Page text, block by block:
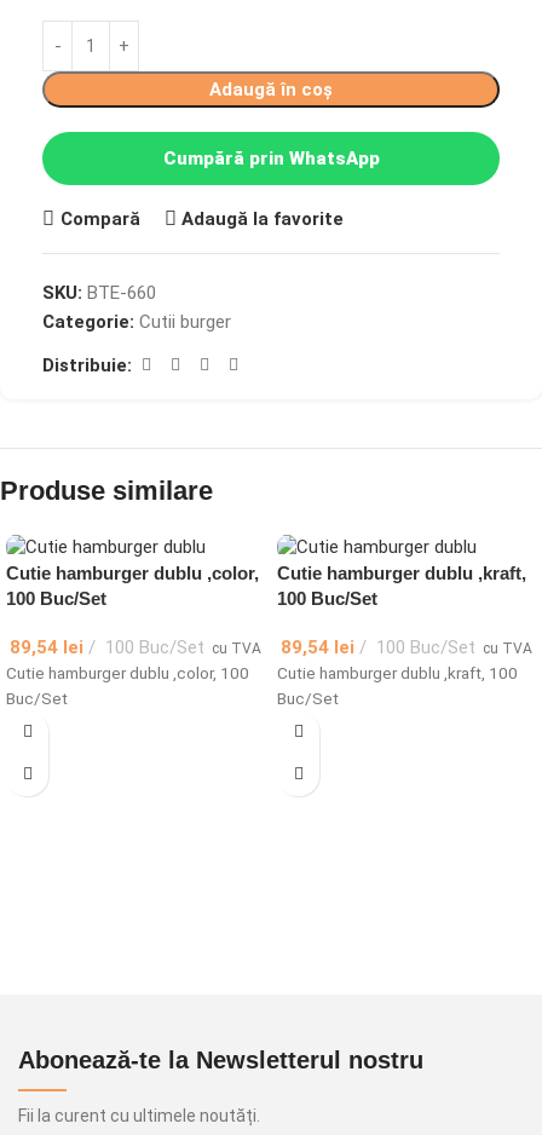
Adaugă în coș
Cumpără prin WhatsApp
Compară Adaugă la favorite
SKU: BTE-660
Categorie: Cutii burger
Distribuie:
Produse similare
Cutie hamburger dublu ,color,
100 Buc/Set
89,54 lei 100 Buc/Set cu TVA
Cutie hamburger dublu ,color, 100
Buc/Set
Cutie hamburger dublu ,kraft,
100 Buc/Set
89,54 lei 100 Buc/Set cu TVA
Cutie hamburger dublu ,kraft, 100
Buc/Set
Abonează-te la Newsletterul nostru
Fii la curent cu ultimele noutăți.